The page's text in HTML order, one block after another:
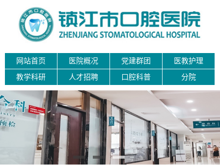
网站首页 医院概况 党建群团 医教护理
教学科研 人才招聘 口腔科普 分院